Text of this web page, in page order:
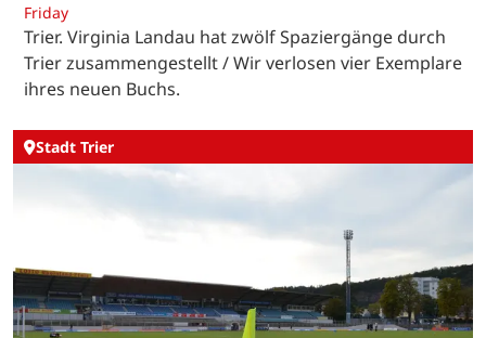
Friday
Trier. Virginia Landau hat zwölf Spaziergänge durch
Trier zusammengestellt / Wir verlosen vier Exemplare
ihres neuen Buchs.
Stadt Trier